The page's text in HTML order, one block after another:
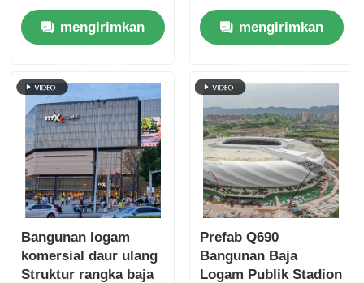
Komersial Kerangka
Modularmengirimkan
Struktur Aula
Pameranmengirimkan
Bangunan logam
komersial daur ulang
Struktur rangka baja
Prefab Q690
Bangunan Baja
Logam Publik Stadion